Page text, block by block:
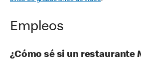
Empleos
¿Cómo sé si un restaurante